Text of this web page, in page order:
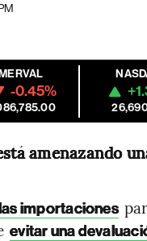
-0.45%
amenazando
importaciones
evitar una